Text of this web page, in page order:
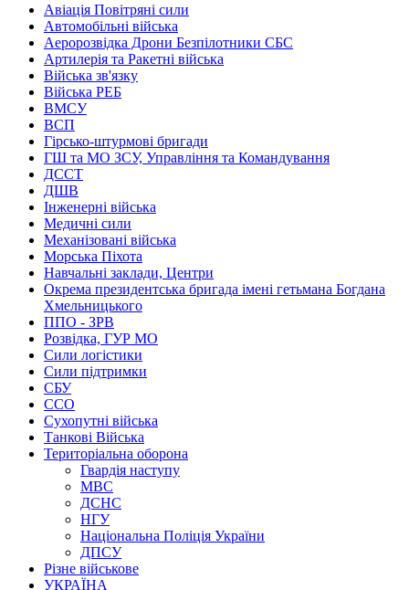
Авіація Повітряні сили
Автомобільні війська
Аеророзвідка Дрони Безпілотники СБС
Артилерія та Ракетні війська
Війська зв'язку
Війська РЕБ
ВМСУ
ВСП
Гірсько-штурмові бригади
ГШ та МО ЗСУ, Управління та Командування
ДССТ
ДШВ
Інженерні війська
Медичні сили
Механізовані війська
Морська Піхота
Навчальні заклади, Центри
Окрема президентська бригада імені гетьмана Богдана
Хмельницького
ППО - ЗРВ
Розвідка, ГУР МО
Сили логістики
Сили підтримки
СБУ
ССО
Сухопутні війська
Танкові Війська
Територіальна оборона
Гвардія наступу
МВС
ДСНС
НГУ
Національна Поліція України
ДПСУ
Різне військове
УКРАЇНА